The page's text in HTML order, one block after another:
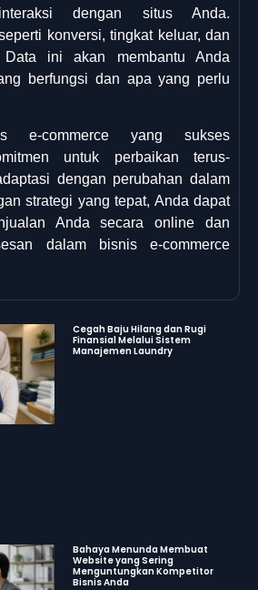
dengan situs Anda.
konversi, tingkat keluar, dan
Data ini akan membantu Anda
berfungsi dan apa yang perlu
e-commerce yang sukses
untuk perbaikan terus-
dengan perubahan dalam
strategi yang tepat, Anda dapat
Anda secara online dan
dalam bisnis e-commerce
Cegah Baju Hilang dan Rugi
Finansial Melalui Sistem
Manajemen Laundry
Bahaya Menunda Membuat
Website yang Sering
Menguntungkan Kompetitor
Bisnis Anda